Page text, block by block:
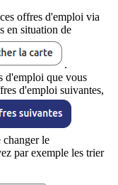
offres d'emploi via
en situation de
.
d'emploi que vous
d'emploi suivantes,
changer le
par exemple les trier